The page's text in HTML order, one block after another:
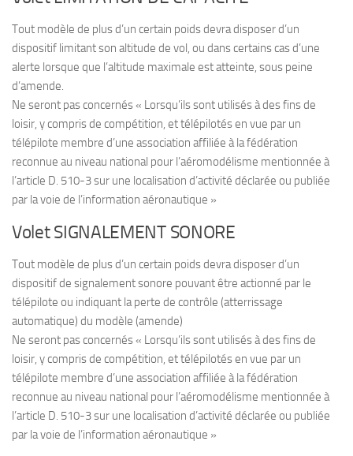
Tout modèle de plus d’un certain poids devra disposer d’un
dispositif limitant son altitude de vol, ou dans certains cas d’une
alerte lorsque que l’altitude maximale est atteinte, sous peine
d’amende.
Ne seront pas concernés « Lorsqu’ils sont utilisés à des fins de
loisir, y compris de compétition, et télépilotés en vue par un
télépilote membre d’une association affiliée à la fédération
reconnue au niveau national pour l’aéromodélisme mentionnée à
l’article D. 510-3 sur une localisation d’activité déclarée ou publiée
par la voie de l’information aéronautique »
Volet SIGNALEMENT SONORE
Tout modèle de plus d’un certain poids devra disposer d’un
dispositif de signalement sonore pouvant être actionné par le
télépilote ou indiquant la perte de contrôle (atterrissage
automatique) du modèle (amende)
Ne seront pas concernés « Lorsqu’ils sont utilisés à des fins de
loisir, y compris de compétition, et télépilotés en vue par un
télépilote membre d’une association affiliée à la fédération
reconnue au niveau national pour l’aéromodélisme mentionnée à
l’article D. 510-3 sur une localisation d’activité déclarée ou publiée
par la voie de l’information aéronautique »